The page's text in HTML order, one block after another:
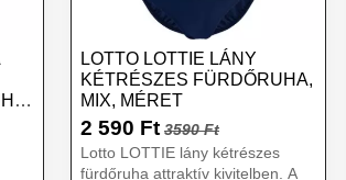
LOTTO LOTTIE LÁNY
KÉTRÉSZES FÜRDŐRUHA,
MIX, MÉRET
2 590 Ft 3590 Ft
Lotto LOTTIE lány kétrészes
fürdőruha attraktív kivitelben. A